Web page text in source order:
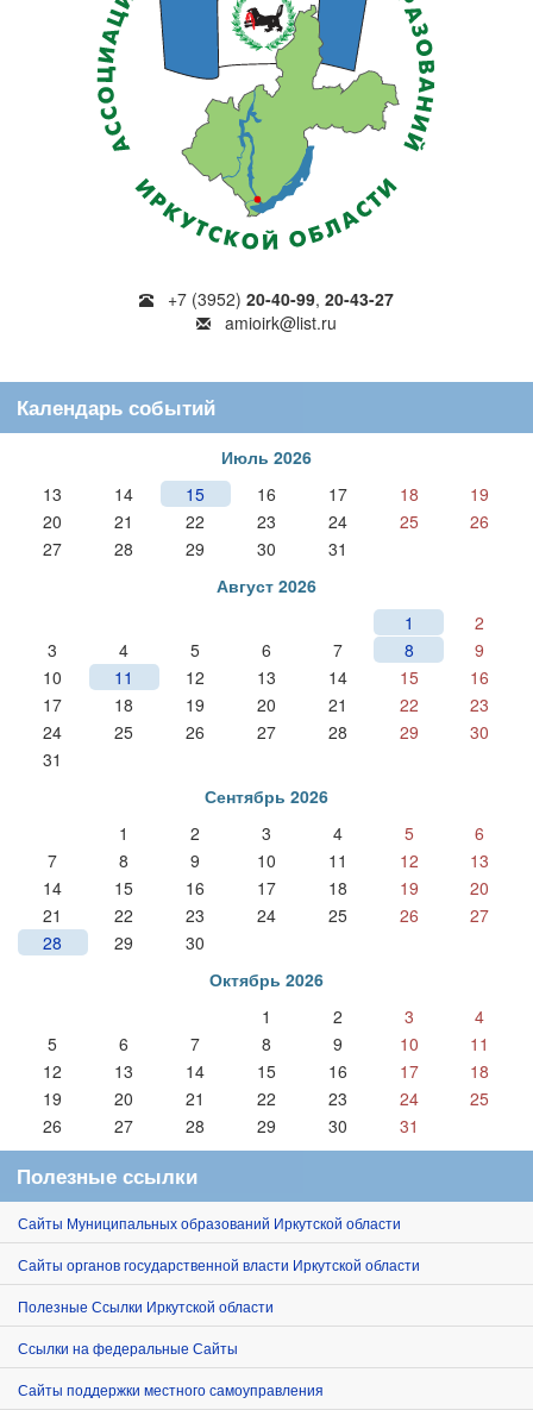
+7 (3952) 20-40-99, 20-43-27
amioirk@list.ru
Календарь событий
Июль 2026
13
14 15 16 17 18
19
20
21 22 23 24 25
26
27
28 29 30
31
Август 2026
1
2
3
4 5 6 7 8
9
10
11 12 13 14 15
16
17
18 19 20 21 22
23
24
25 26 27 28 29
30
31
Сентябрь 2026
1
2 3 4 5
6
7
8 9 10 11 12
13
14
15 16 17 18 19
20
21
22 23 24 25 26
27
28
29
30
Октябрь 2026
1
2 3
4
5
6 7 8 9 10
11
12
13 14 15 16 17
18
19
20 21 22 23 24
25
26
27 28 29 30 31
Полезные ссылки
Сайты Муниципальных образований Иркутской области
Сайты органов государственной власти Иркутской области
Полезные Ссылки Иркутской области
Ссылки на федеральные Сайты
Сайты поддержки местного самоуправления